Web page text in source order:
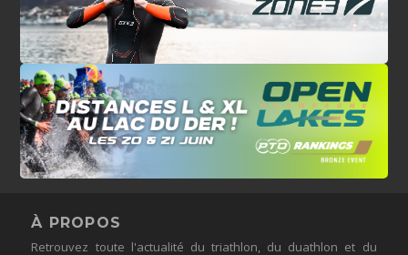
À PROPOS
Retrouvez toute l'actualité du triathlon, du duathlon et du